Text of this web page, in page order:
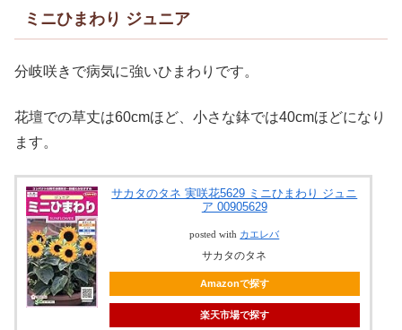
ミニひまわり ジュニア
分岐咲きで病気に強いひまわりです。
花壇での草丈は60cmほど、小さな鉢では40cmほどになり
ます。
サカタのタネ 実咲花5629 ミニひまわり ジュニ
ア 00905629
posted with カエレバ
サカタのタネ
Amazonで探す
楽天市場で探す